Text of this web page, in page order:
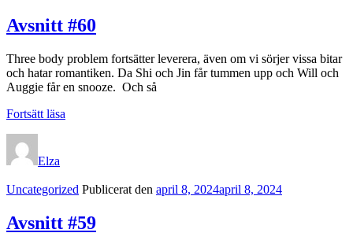
Avsnitt #60
Three body problem fortsätter leverera, även om vi sörjer vissa bitar
och hatar romantiken. Da Shi och Jin får tummen upp och Will och
Auggie får en snooze. Och så
Fortsätt läsa
Elza
Kategorilänkar
Uncategorized Publicerat den april 8, 2024april 8, 2024
Avsnitt #59